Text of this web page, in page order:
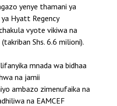
yenye thamani ya
Hyatt Regency
vyote vikiwa na
Shs. 6.6 milioni).
mnada wa bidhaa
na jamii
ambazo zimenufaika na
na EAMCEF